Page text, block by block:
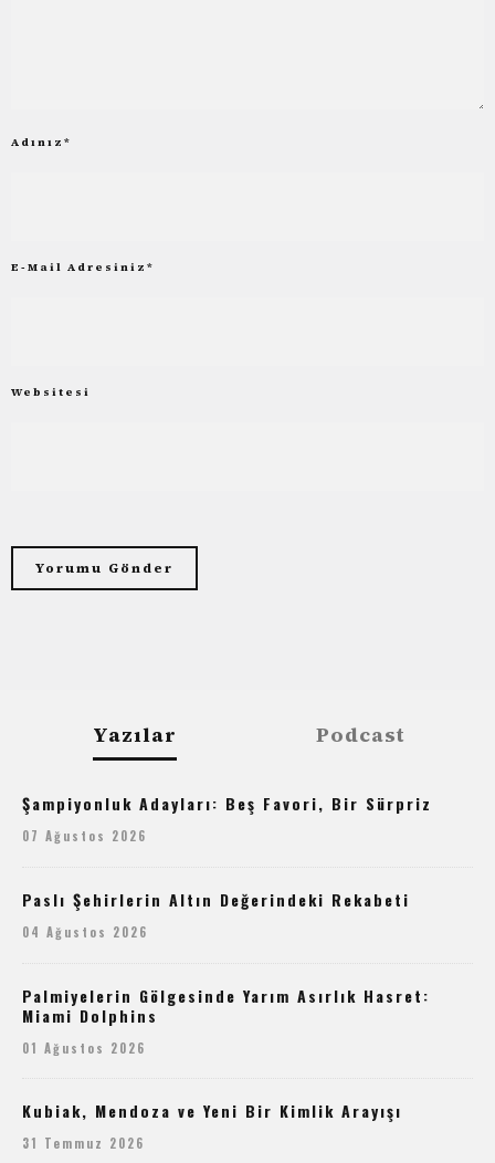
Adınız *
E-Mail Adresiniz *
Websitesi
Yazılar Podcast
Şampiyonluk Adayları: Beş Favori, Bir Sürpriz
07 Ağustos 2026
Paslı Şehirlerin Altın Değerindeki Rekabeti
04 Ağustos 2026
Palmiyelerin Gölgesinde Yarım Asırlık Hasret:
Miami Dolphins
01 Ağustos 2026
Kubiak, Mendoza ve Yeni Bir Kimlik Arayışı
31 Temmuz 2026